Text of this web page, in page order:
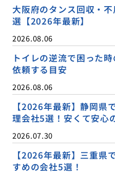
大阪府のタンス回収・
選【2026年最新】
2026.08.06
トイレの逆流で困った
依頼する目安
2026.08.06
【2026年最新】静岡県
理会社5選！安くて安心
2026.07.30
【2026年最新】三重県
すめの会社5選！